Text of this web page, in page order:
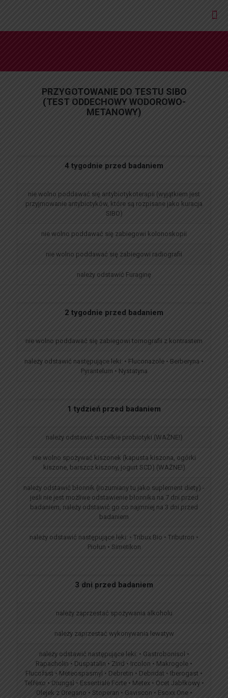
PRZYGOTOWANIE DO TESTU SIBO
(TEST ODDECHOWY WODOROWO-
METANOWY)
4 tygodnie przed badaniem
nie wolno poddawać się antybiotykoterapii (wyjątkiem jest
przyjmowanie antybiotyków, które są rozpisane jako kuracja
SIBO)
nie wolno poddawać się zabiegowi kolonoskopii
nie wolno poddawać się zabiegowi radiografii
należy odstawić Furaginę
2 tygodnie przed badaniem
nie wolno poddawać się zabiegowi tomografii z kontrastem
należy odstawić następujące leki: • Fluconazole • Berberyna •
Pyrantelum • Nystatyna
1 tydzień przed badaniem
należy odstawić wszelkie probiotyki (WAŻNE!)
nie wolno spożywać kiszonek (kapusta kiszona, ogórki
kiszone, barszcz kiszony, jogurt SCD) (WAŻNE!)
należy odstawić błonnik (rozumiany tu jako suplement diety) -
jeśli nie jest możliwe odstawienie błonnika na 7 dni przed
badaniem, należy odstawić go co najmniej na 3 dni przed
badaniem
należy odstawić następujące leki: • Tribux Bio • Tributron •
Piołun • Simetikon
3 dni przed badaniem
należy zaprzestać spożywania alkoholu
należy zaprzestać wykonywania lewatyw
należy odstawić następujące leki: • Gastrobonisol •
Rapacholin • Duspatalin • Zirid • Ircolon • Makrogole •
Flucofast • Meteospasmyl • Debretin • Debridat • Iberogast •
Telfexo • Orungal • Essentiale Forte • Metex • Ocet Jabłkowy •
Olejek z Oregano • Stoperan • Gaviscon • Esoxx One •